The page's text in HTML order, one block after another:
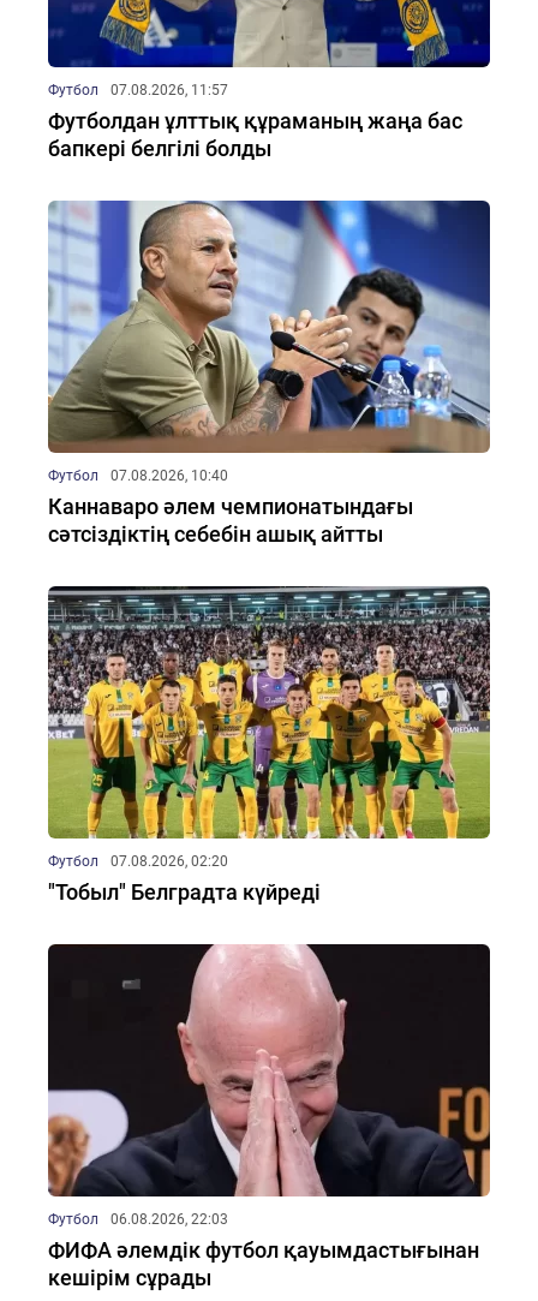
Футбол 07.08.2026, 11:57
Футболдан ұлттық құраманың жаңа бас
бапкері белгілі болды
Футбол 07.08.2026, 10:40
Каннаваро әлем чемпионатындағы
сәтсіздіктің себебін ашық айтты
Футбол 07.08.2026, 02:20
"Тобыл" Белградта күйреді
Футбол 06.08.2026, 22:03
ФИФА әлемдік футбол қауымдастығынан
кешірім сұрады